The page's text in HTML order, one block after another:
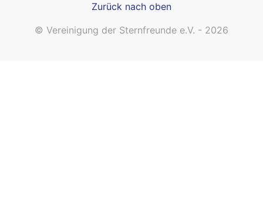
Zurück nach oben
© Vereinigung der Sternfreunde e.V. - 2026